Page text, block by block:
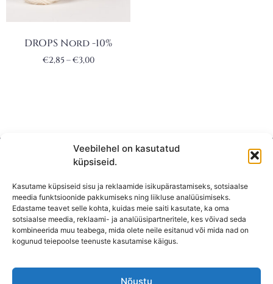
Veebilehel on kasutatud
küpsiseid.
Kasutame küpsiseid sisu ja reklaamide isikupärastamiseks, sotsiaalse
meedia funktsioonide pakkumiseks ning liikluse analüüsimiseks.
Edastame teavet selle kohta, kuidas meie saiti kasutate, ka oma
sotsiaalse meedia, reklaami- ja analüüsipartneritele, kes võivad seda
kombineerida muu teabega, mida olete neile esitanud või mida nad on
kogunud teiepoolse teenuste kasutamise käigus.
Nõustu
DROPS Nord -10%
€2,85 –€3,00
KONTAKT